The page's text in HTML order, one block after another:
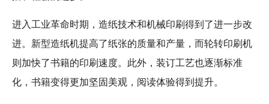
进入工业革命时期，造纸技术和机械印刷得到了进一步改
进。新型造纸机提高了纸张的质量和产量，而轮转印刷机
则加快了书籍的印刷速度。此外，装订工艺也逐渐标准
化，书籍变得更加坚固美观，阅读体验得到提升。